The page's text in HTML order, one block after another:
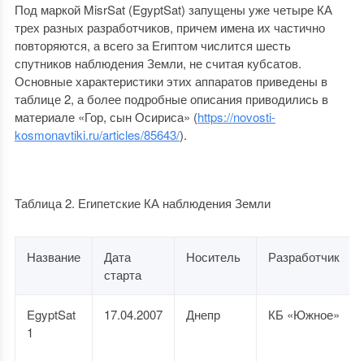
Под маркой MisrSat (EgyptSat) запущены уже четыре КА
трех разных разработчиков, причем имена их частично
повторяются, а всего за Египтом числится шесть
спутников наблюдения Земли, не считая кубсатов.
Основные характеристики этих аппаратов приведены в
таблице 2, а более подробные описания приводились в
материале «Гор, сын Осириса» (https://novosti-
kosmonavtiki.ru/articles/85643/).
Таблица 2. Египетские КА наблюдения Земли
Название
Дата
старта
Носитель Разработчик
EgyptSat
1
17.04.2007 Днепр КБ «Южное»